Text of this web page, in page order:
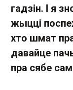
гадзін. І я
жыцці
хто шмат
давайце
пра сябе